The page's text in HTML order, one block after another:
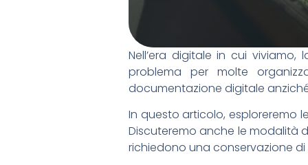
Nell’era digitale in cui viviamo,
problema per molte
documentazione digitale
In questo articolo, esploreremo
Discuteremo anche le modalità
richiedono una conservazione